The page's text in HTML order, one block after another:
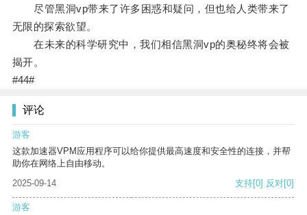
尽管黑洞vp带来了许多困惑和疑问，但也给人类带来了
无限的探索欲望。
在未来的科学研究中，我们相信黑洞vp的奥秘终将会被
揭开。
#44#
评论
游客
这款加速器VPM应用程序可以给你提供最高速度和安全性的连接，并帮
助你在网络上自由移动。
2025-09-14
支持[0] 反对[0]
游客